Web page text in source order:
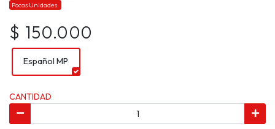
Pocas Unidades.
$ 150.000
Español MP
CANTIDAD